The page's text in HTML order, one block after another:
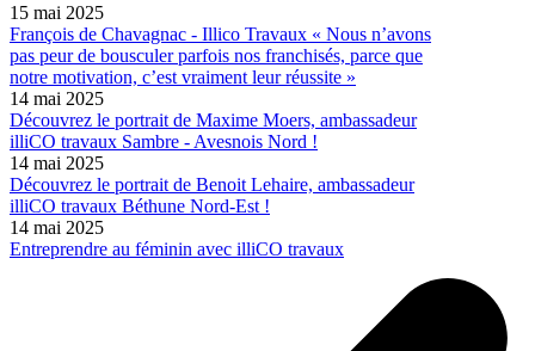
15 mai 2025
François de Chavagnac - Illico Travaux « Nous n’avons
pas peur de bousculer parfois nos franchisés, parce que
notre motivation, c’est vraiment leur réussite »
14 mai 2025
Découvrez le portrait de Maxime Moers, ambassadeur
illiCO travaux Sambre - Avesnois Nord !
14 mai 2025
Découvrez le portrait de Benoit Lehaire, ambassadeur
illiCO travaux Béthune Nord-Est !
14 mai 2025
Entreprendre au féminin avec illiCO travaux